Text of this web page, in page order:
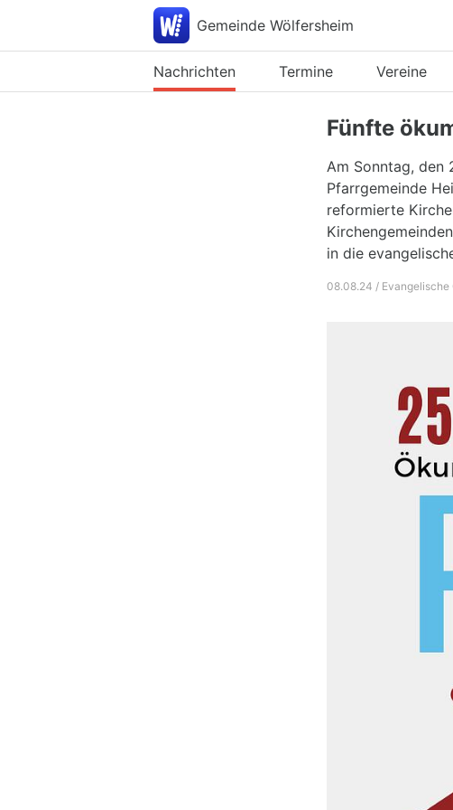
Gemeinde Wölfersheim
Nachrichten Termine Vereine
Fünfte
Am Sonntag, den
Pfarrgemeinde
reformierte
in die
08.08.24 / Evangelische